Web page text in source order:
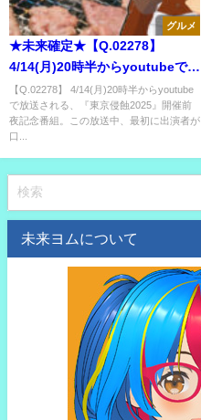
グルメ
★未来確定★【Q.02278】
4/14(月)20時半からyoutubeで放
送される、『東京侵蝕2025』開
催前夜記念番組。この放送中、
最初に出演者が口にする飲食物
【Q.02278】 4/14(月)20時半からyoutube
で放送される、『東京侵蝕2025』開催前
夜記念番組。この放送中、最初に出演者が
口...
未来ヨムについて